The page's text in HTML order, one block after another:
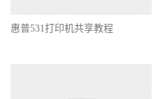
惠普531打印机共享教程